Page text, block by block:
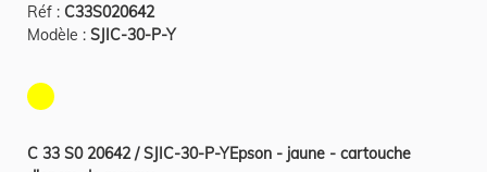
images
gallery
Réf : C33S020642
Modèle : SJIC-30-P-Y
C 33 S0 20642 / SJIC-30-P-YEpson - jaune - cartouche